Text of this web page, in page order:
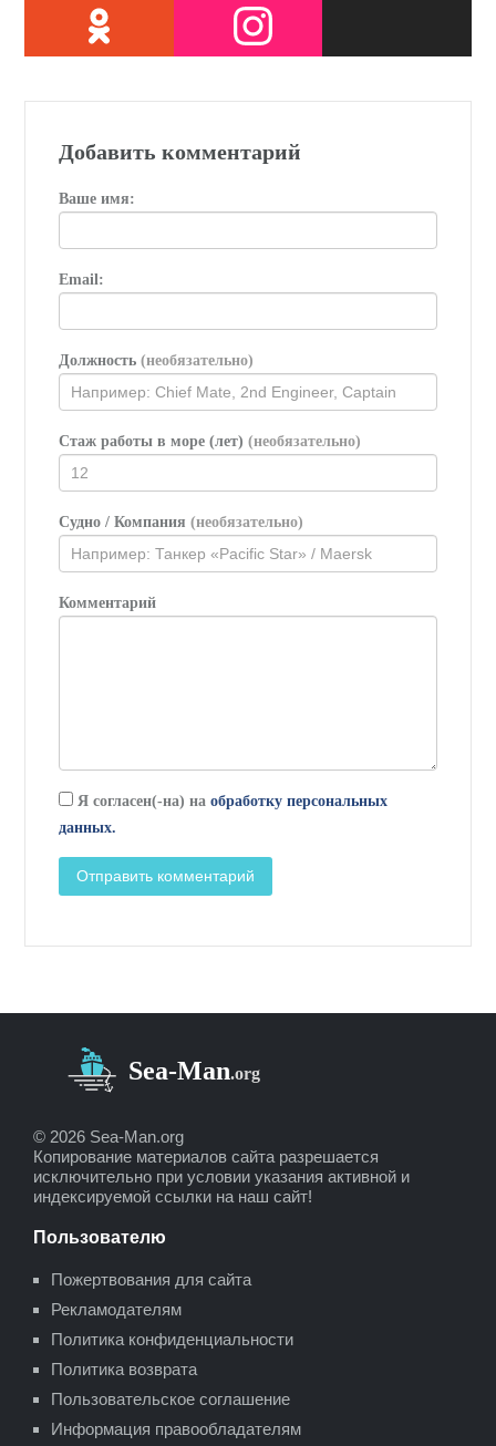
Добавить комментарий
Ваше имя:
Email:
Должность(необязательно)
Стаж работы в море (лет)(необязательно)
Судно / Компания(необязательно)
Комментарий
Я согласен(-на) наобработку персональных
данных.
© 2026 Sea-Man.org
Копирование материалов сайта разрешается
исключительно при условии указания активной и
индексируемой ссылки на наш сайт!
Пользователю
Пожертвования для сайта
Рекламодателям
Политика конфиденциальности
Политика возврата
Пользовательское соглашение
Информация правообладателям